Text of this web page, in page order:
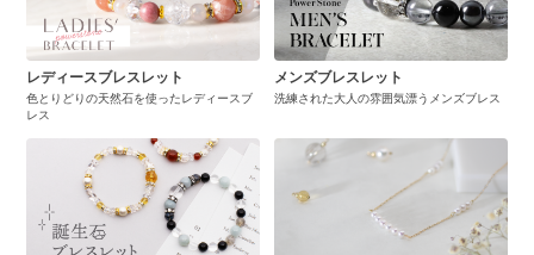
レディースブレスレット
色とりどりの天然石を使ったレディースブ
レス
メンズブレスレット
洗練された大人の雰囲気漂うメンズブレス